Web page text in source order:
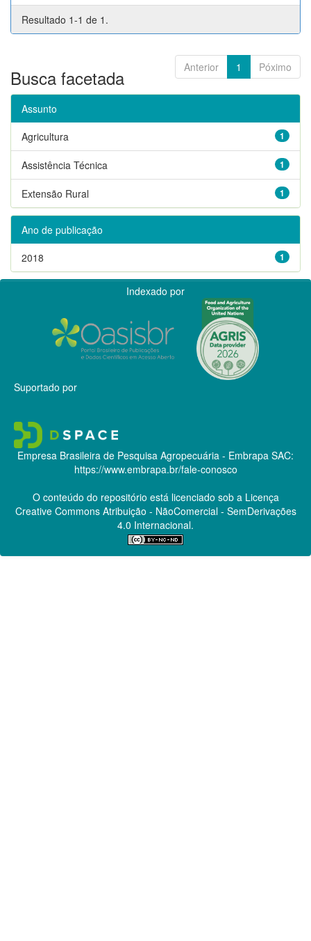
Resultado 1-1 de 1.
Anterior 1 Póximo
Busca facetada
Assunto
1
Agricultura
1
Assistência Técnica
1
Extensão Rural
Ano de publicação
1
2018
Indexado por
Suportado por
Empresa Brasileira de Pesquisa Agropecuária - Embrapa SAC:
https://www.embrapa.br/fale-conosco
O conteúdo do repositório está licenciado sob a Licença
Creative CommonsAtribuição - NãoComercial - SemDerivações
4.0 Internacional.